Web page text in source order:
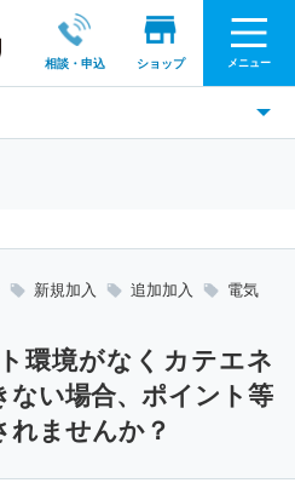
相談・申込 ショップ メニュー
新規加入 追加加入
電気
環境がなくカテエネ
ない場合、ポイント等
れませんか？